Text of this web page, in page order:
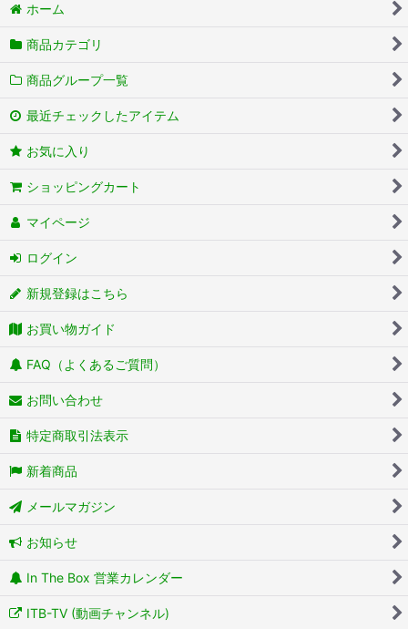
ホーム
商品カテゴリ
商品グループ一覧
最近チェックしたアイテム
お気に入り
ショッピングカート
マイページ
ログイン
新規登録はこちら
お買い物ガイド
FAQ（よくあるご質問）
お問い合わせ
特定商取引法表示
新着商品
メールマガジン
お知らせ
In The Box 営業カレンダー
ITB-TV (動画チャンネル)